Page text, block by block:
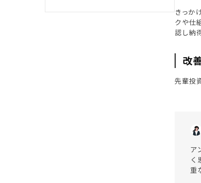
きっか
クや仕
認し納
改
先輩投
ア
く
重